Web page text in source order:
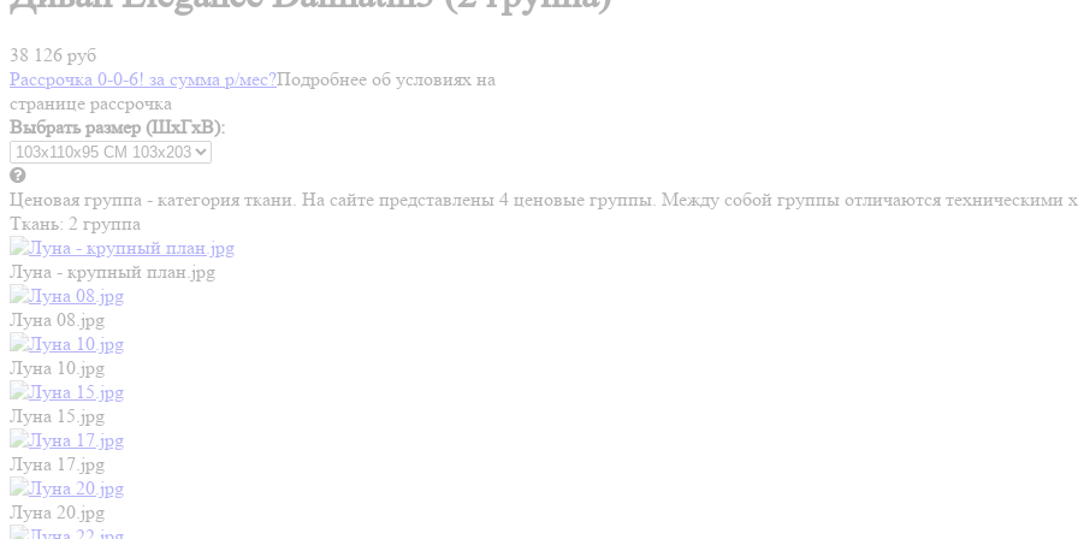
38 126 руб
Рассрочка 0-0-6! за сумма р/мес?Подробнее об условиях на
странице рассрочка
Выбрать размер (ШхГхВ):
Ценовая группа - категория ткани. На сайте представлены 4 ценовые группы. Между собой группы отличаются техническими
Ткань: 2 группа
Луна - крупный план.jpg
Луна 08.jpg
Луна 10.jpg
Луна 15.jpg
Луна 17.jpg
Луна 20.jpg